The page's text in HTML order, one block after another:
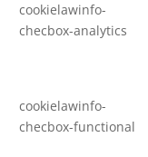
cookielawinfo-
checbox-analytics
cookielawinfo-
checbox-functional